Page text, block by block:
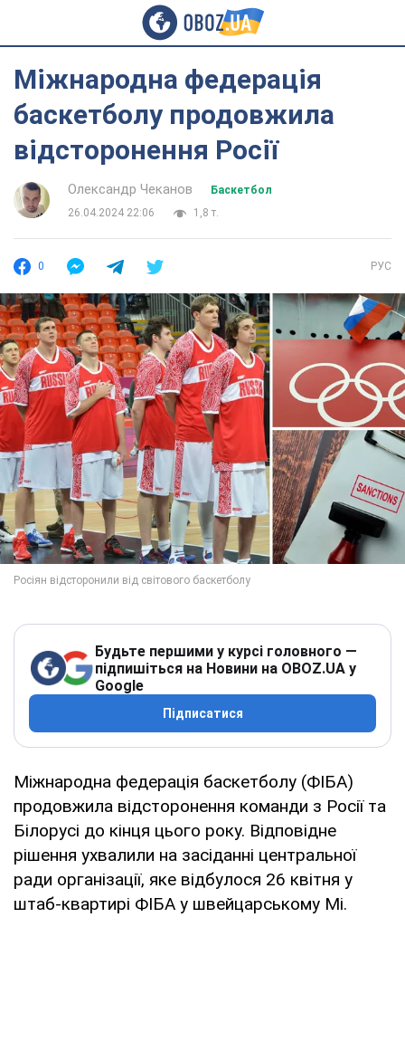
Міжнародна федерація
баскетболу продовжила
відсторонення Росії
Олександр Чеканов
Баскетбол
26.04.2024 22:06
1,8 т.
0 РУС
Будьте першими у курсі головного —
підпишіться на Новини на OBOZ.UA у
Google
Підписатися
Міжнародна федерація баскетболу (ФІБА)
продовжила відсторонення команди з Росії та
Білорусі до кінця цього року. Відповідне
рішення ухвалили на засіданні центральної
ради організації, яке відбулося 26 квітня у
штаб-квартирі ФІБА у швейцарському Мі.